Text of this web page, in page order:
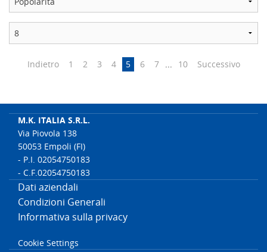
Indietro 1 2 3 4 5 6 7 ... 10 Successivo
M.K. ITALIA S.R.L.
Via Piovola 138
50053 Empoli (FI)
- P.I. 02054750183
- C.F.02054750183
Dati aziendali
Condizioni Generali
Informativa sulla privacy
Cookie Settings